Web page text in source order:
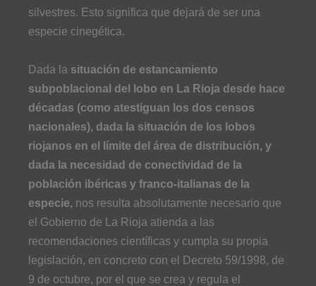
silvestres. Esto significa que dejará de ser una
especie cinegética.
Dada la situación de estancamiento
subpoblacional del lobo en La Rioja desde hace
décadas (como atestiguan los dos censos
nacionales), dada la situación de los lobos
riojanos en el límite del área de distribución, y
dada la necesidad de conectividad de la
población ibéricas y franco-italianas de la
especie, nos resulta absolutamente necesario que
el Gobierno de La Rioja atienda a las
recomendaciones científicas y cumpla su propia
legislación, en concreto con el Decreto 59/1998, de
9 de octubre, por el que se crea y regula el